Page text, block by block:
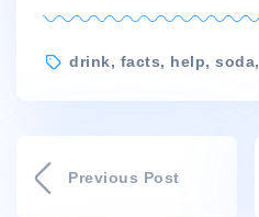
Tagsdrink, facts, help, soda,
Previous Post